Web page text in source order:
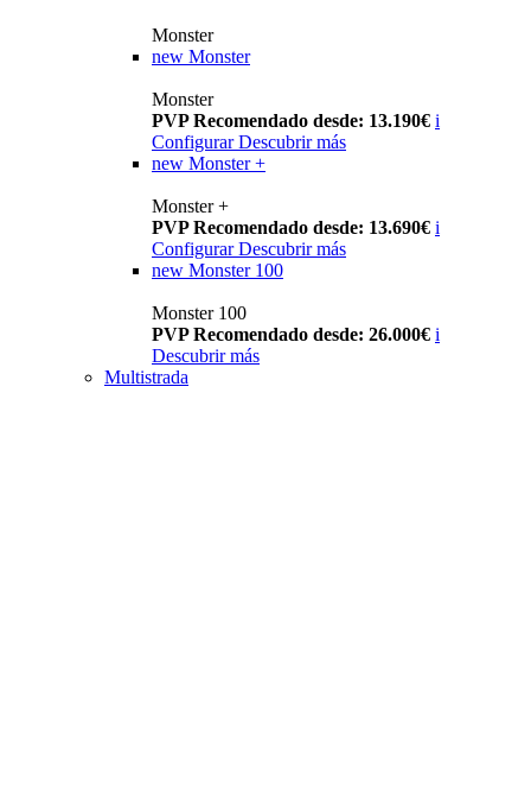
Monster
new Monster
Monster
PVP Recomendado desde: 13.190€ i
Configurar Descubrir más
new Monster +
Monster +
PVP Recomendado desde: 13.690€ i
Configurar Descubrir más
new Monster 100
Monster 100
PVP Recomendado desde: 26.000€ i
Descubrir más
Multistrada